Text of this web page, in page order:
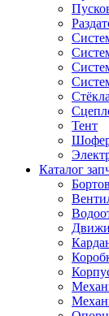
Стёкла
Тент
Каталог